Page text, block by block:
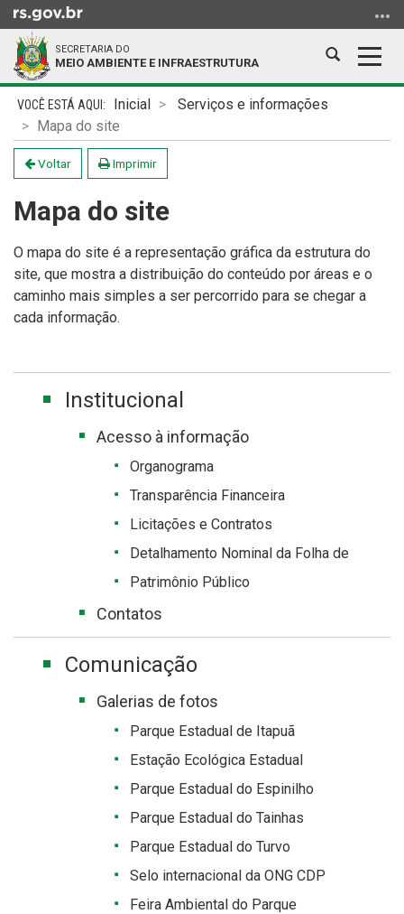
para
conteúdo
menu
para
busca
SECRETARIA DO
MEIO AMBIENTE E INFRAESTRUTURA
Abrir
busca
Início
conteúdo
Inicial
Serviços e informações
Mapa do site
Voltar Imprimir
Mapa do site
O mapa do site é a representação gráfica da estrutura do
site, que mostra a distribuição do conteúdo por áreas e o
caminho mais simples a ser percorrido para se chegar a
cada informação.
Institucional
Acesso à informação
Organograma
Transparência Financeira
Licitações e Contratos
Detalhamento Nominal da Folha de
Patrimônio Público
Contatos
Comunicação
Galerias de fotos
Parque Estadual de Itapuã
Estação Ecológica Estadual
Parque Estadual do Espinilho
Parque Estadual do Tainhas
Parque Estadual do Turvo
Selo internacional da ONG CDP
Feira Ambiental do Parque